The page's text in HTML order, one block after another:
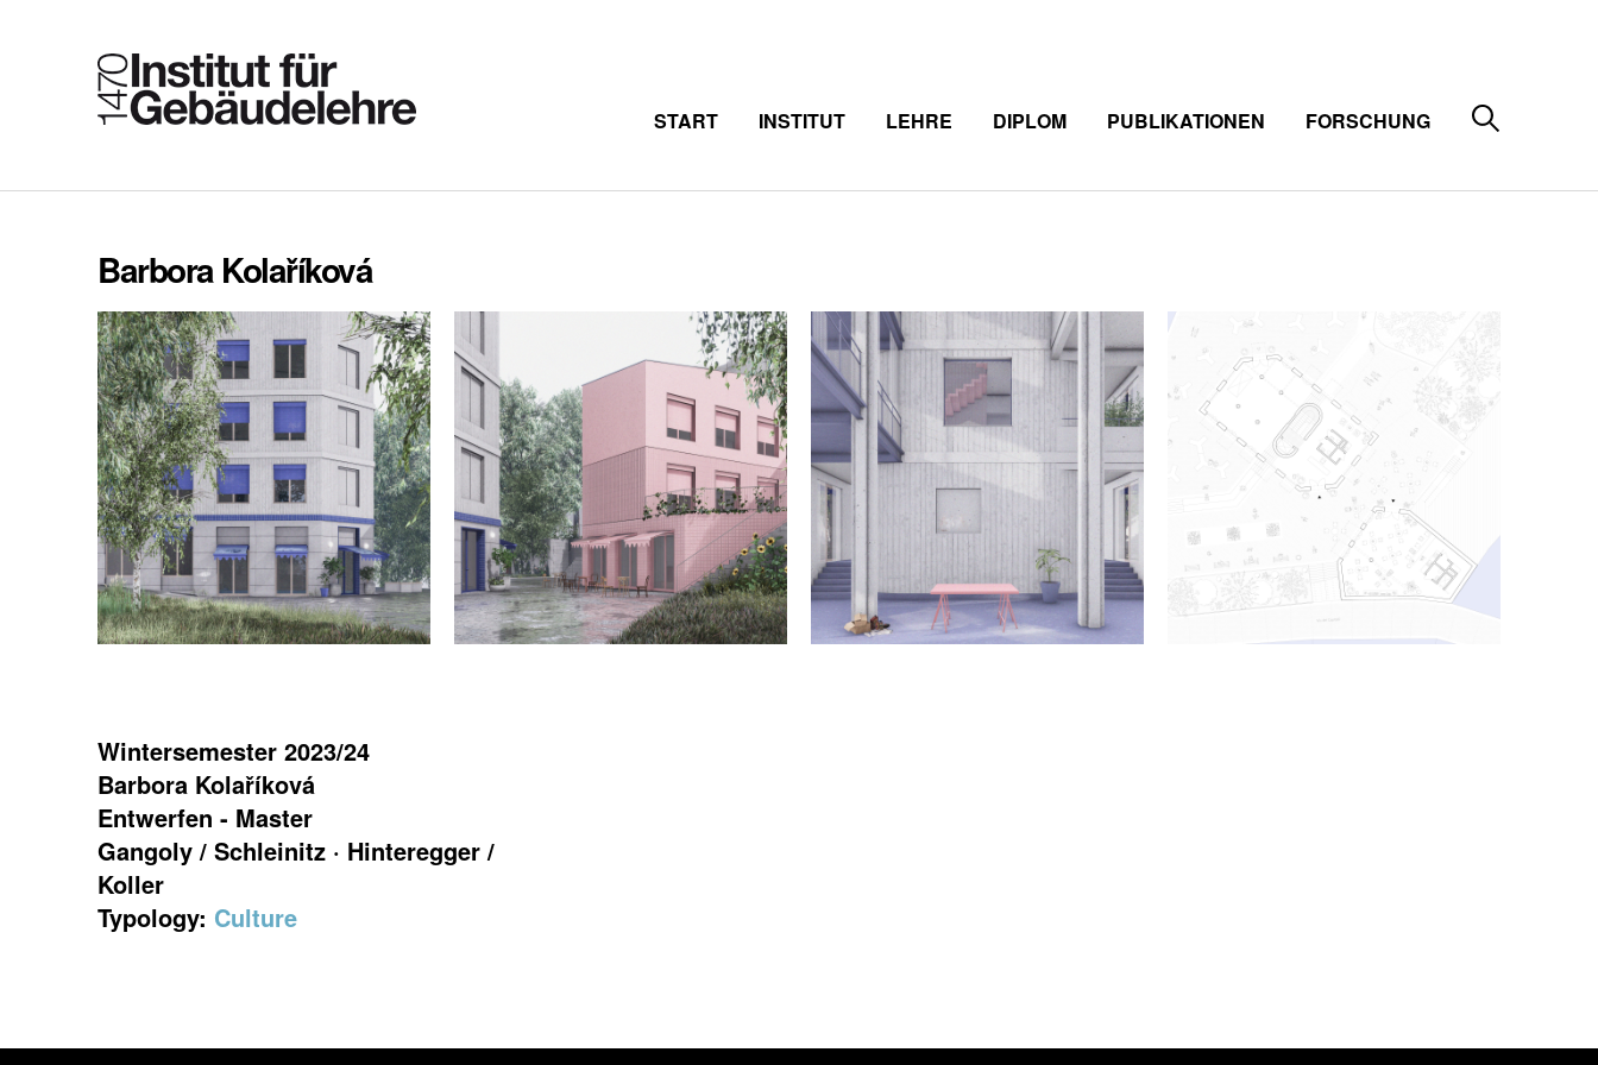
START INSTITUT LEHRE DIPLOM PUBLIKATIONEN FORSCHUNG
Barbora Kolaříková
Wintersemester 2023/24
Barbora Kolaříková
Entwerfen - Master
Gangoly / Schleinitz · Hinteregger /
Koller
Typology: Culture